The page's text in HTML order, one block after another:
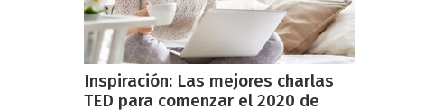
Inspiración: Las mejores charlas
TED para comenzar el 2020 de